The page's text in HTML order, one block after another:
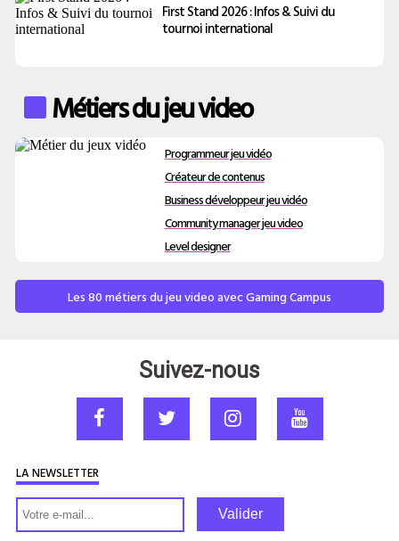
First Stand 2026 : Infos & Suivi du
tournoi international
Métiers du jeu video
Programmeur jeu vidéo
Créateur de contenus
Business développeur jeu vidéo
Community manager jeu video
Level designer
Les 80 métiers du jeu video avec Gaming Campus
Suivez-nous
LA NEWSLETTER
Valider